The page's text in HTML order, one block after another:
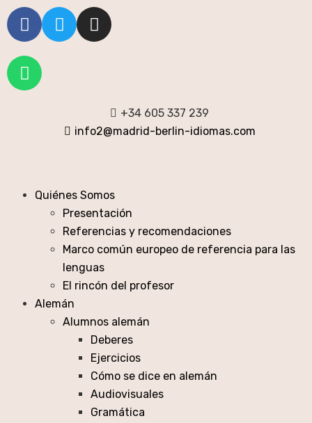
+34 605 337 239
info2@madrid-berlin-idiomas.com
Quiénes Somos
Presentación
Referencias y recomendaciones
Marco común europeo de referencia para las
lenguas
El rincón del profesor
Alemán
Alumnos alemán
Deberes
Ejercicios
Cómo se dice en alemán
Audiovisuales
Gramática